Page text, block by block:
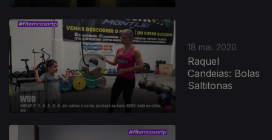
18 mai. 2020
Raquel
Candeias: Bolas
Saltitonas